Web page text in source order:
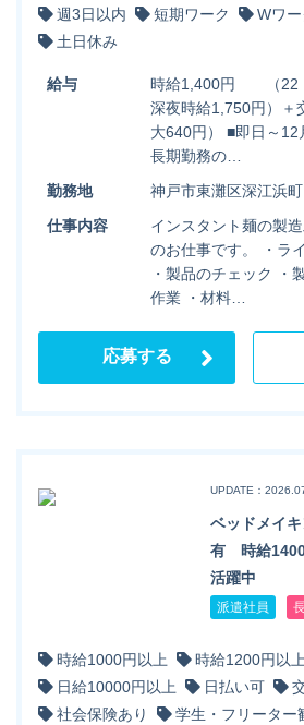
週3日以内 短期ワーク Wワ
土日休み
給与
時給1,400円 （22
深夜時給1,750円）＋
大640円） ■即日～
長期勤務の…
勤務地
神戸市東灘区深江浜町
仕事内容
インスタント麺の製
のお仕事です。 ・ラ
・製品のチェック ・
作業 ・材料…
応募する
UPDATE：
ベッドメイ
有 時給
活躍中
派遣社員
時給1000円以上
時給1200円以上
日給10000円以上
日払い可
社会保険あり
学生・フリーター